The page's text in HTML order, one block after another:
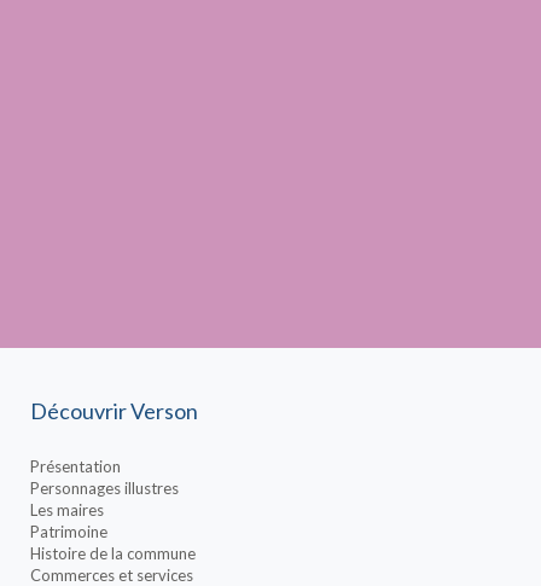
Découvrir Verson
Présentation
Personnages illustres
Les maires
Patrimoine
Histoire de la commune
Commerces et services